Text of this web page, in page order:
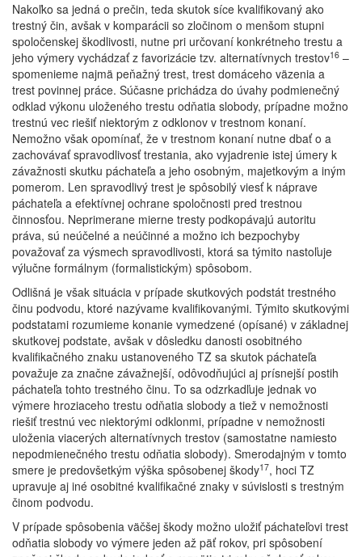
Nakoľko sa jedná o prečin, teda skutok síce kvalifikovaný ako
trestný čin, avšak v komparácii so zločinom o menšom stupni
spoločenskej škodlivosti, nutne pri určovaní konkrétneho trestu a
jeho výmery vychádzať z favorizácie tzv. alternatívnych trestov16 –
spomenieme najmä peňažný trest, trest domáceho väzenia a
trest povinnej práce. Súčasne prichádza do úvahy podmienečný
odklad výkonu uloženého trestu odňatia slobody, prípadne možno
trestnú vec riešiť niektorým z odklonov v trestnom konaní.
Nemožno však opomínať, že v trestnom konaní nutne dbať o a
zachovávať spravodlivosť trestania, ako vyjadrenie istej úmery k
závažnosti skutku páchateľa a jeho osobným, majetkovým a iným
pomerom. Len spravodlivý trest je spôsobilý viesť k náprave
páchateľa a efektívnej ochrane spoločnosti pred trestnou
činnosťou. Neprimerane mierne tresty podkopávajú autoritu
práva, sú neúčelné a neúčinné a možno ich bezpochyby
považovať za výsmech spravodlivosti, ktorá sa týmito nastoľuje
výlučne formálnym (formalistickým) spôsobom.
Odlišná je však situácia v prípade skutkových podstát trestného
činu podvodu, ktoré nazývame kvalifikovanými. Týmito skutkovými
podstatami rozumieme konanie vymedzené (opísané) v základnej
skutkovej podstate, avšak v dôsledku danosti osobitného
kvalifikačného znaku ustanoveného TZ sa skutok páchateľa
považuje za značne závažnejší, odôvodňujúci aj prísnejší postih
páchateľa tohto trestného činu. To sa odzrkadľuje jednak vo
výmere hroziaceho trestu odňatia slobody a tiež v nemožnosti
riešiť trestnú vec niektorými odklonmi, prípadne v nemožnosti
uloženia viacerých alternatívnych trestov (samostatne namiesto
nepodmienečného trestu odňatia slobody). Smerodajným v tomto
smere je predovšetkým výška spôsobenej škody17, hoci TZ
upravuje aj iné osobitné kvalifikačné znaky v súvislosti s trestným
činom podvodu.
V prípade spôsobenia väčšej škody možno uložiť páchateľovi trest
odňatia slobody vo výmere jeden až päť rokov, pri spôsobení